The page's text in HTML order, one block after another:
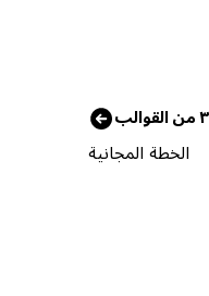
الخطة المجانية